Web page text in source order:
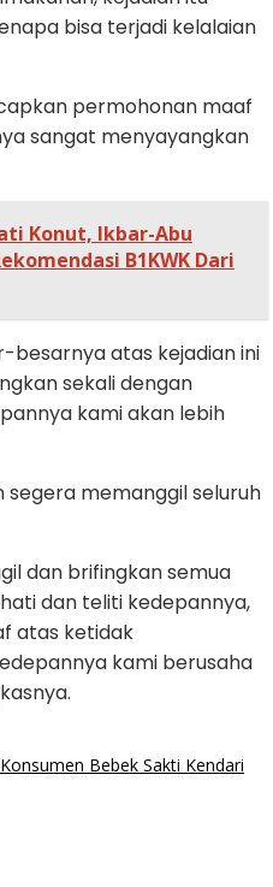
bisa terjadi kelalaian
permohonan maaf
sangat menyayangkan
Konut, Ikbar-Abu
B1KWK Dari
besarnya atas kejadian ini
sekali dengan
kami akan lebih
segera memanggil seluruh
dan brifingkan semua
dan teliti kedepannya,
atas ketidak
kami berusaha
Konsumen Bebek Sakti Kendari